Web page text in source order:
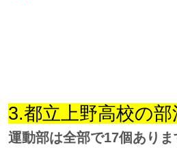
3.都立上野高校の部
運動部は全部で17個ありま